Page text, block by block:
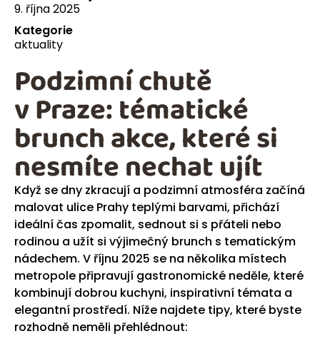
9. října 2025
Kategorie
aktuality
Když se dny zkracují a podzimní atmosféra začíná
malovat ulice Prahy teplými barvami, přichází
ideální čas zpomalit, sednout si s přáteli nebo
rodinou a užít si výjimečný brunch s tematickým
nádechem. V říjnu 2025 se na několika místech
metropole připravují gastronomické neděle, které
kombinují dobrou kuchyni, inspirativní témata a
elegantní prostředí. Níže najdete tipy, které byste
rozhodně neměli přehlédnout:
Podzimní chutě
v Praze: tématické
brunch akce, které si
nesmíte nechat ujít